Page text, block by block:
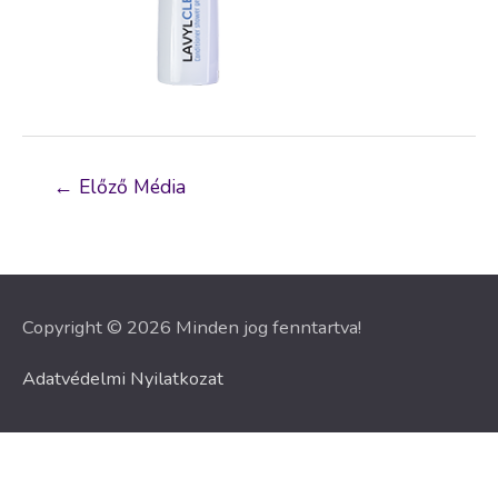
Bejegyzés
← Előző Média
Copyright © 2026 Minden jog fenntartva!
Adatvédelmi Nyilatkozat